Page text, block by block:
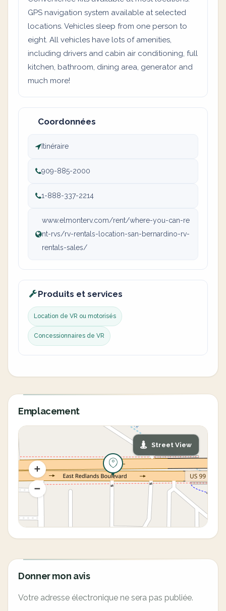
GPS navigation system available at selected
locations. Vehicles sleep from one person to
eight. All vehicles have lots of amenities,
including drivers and cabin air conditioning, full
kitchen, bathroom, dining area, generator and
much more!
Coordonnées
Itinéraire
909-885-2000
1-888-337-2214
www.elmonterv.com/rent/where-you-can-re
nt-rvs/rv-rentals-location-san-bernardino-rv-
rentals-sales/
Produits et services
Location de VR ou motorisés
Concessionnaires de VR
Emplacement
Street View
Donner mon avis
Votre adresse électronique ne sera pas publiée.